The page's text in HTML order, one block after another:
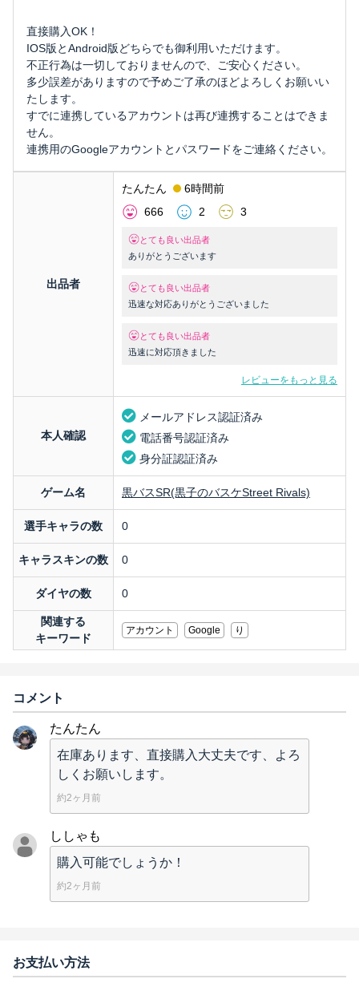
直接購入OK！
IOS版とAndroid版どちらでも御利用いただけます。
不正行為は一切しておりませんので、ご安心ください。
多少誤差がありますので予めご了承のほどよろしくお願いい
たします。
すでに連携しているアカウントは再び連携することはできま
せん。
連携用のGoogleアカウントとパスワードをご連絡ください。
出品者
たんたん
6時間前
666
2 3
とても良い出品者
ありがとうございます
とても良い出品者
迅速な対応ありがとうございました
とても良い出品者
迅速に対応頂きました
レビューをもっと見る
本人確認
メールアドレス認証済み
電話番号認証済み
身分証認証済み
ゲーム名 黒バスSR(黒子のバスケStreet Rivals)
選手キャラの数 0
キャラスキンの数 0
ダイヤの数 0
関連する
キーワード
アカウント Google り
コメント
たんたん
在庫あります、直接購入大丈夫です、よろ
しくお願いします。
約2ヶ月前
ししゃも
購入可能でしょうか！
約2ヶ月前
お支払い方法